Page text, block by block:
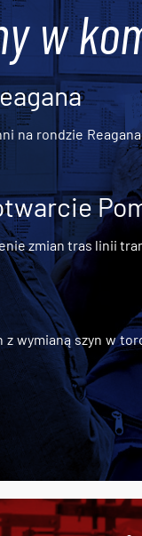
w
rondzie
zmian tras linii
wymianą szyn w